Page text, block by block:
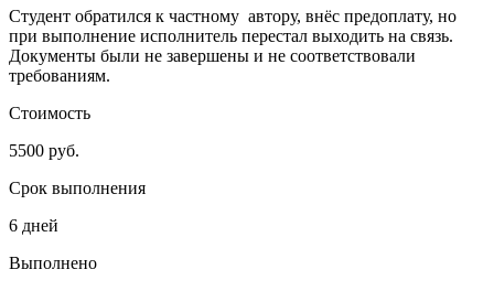
Студент обратился к частному автору, внёс предоплату, но
при выполнение исполнитель перестал выходить на связь.
Документы были не завершены и не соответствовали
требованиям.
Стоимость
5500 руб.
Срок выполнения
6 дней
Выполнено